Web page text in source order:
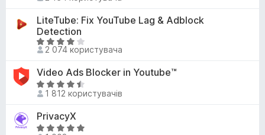
5
4
,
6
5
і
н
к
а
4
5
LiteTube: Fix YouTube Lag & Adblock
Detection
О
ц
і
н
к
4
,
2 074 користувача
Video Ads Blocker in Youtube™
О
ц
і
н
1 812 користувачів
PrivacyX
О